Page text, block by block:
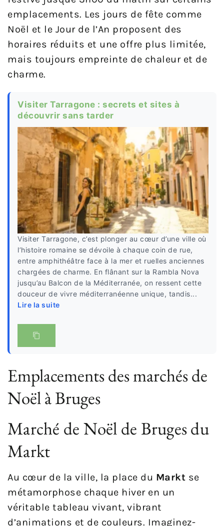
emplacements. Les jours de fête comme
Noël et le Jour de l’An proposent des
horaires réduits et une offre plus limitée,
mais toujours empreinte de chaleur et de
charme.
Visiter Tarragone : secrets et sites à
découvrir sans tarder
Visiter Tarragone, c’est plonger au cœur d’une ville où
l’histoire romaine se dévoile à chaque coin de rue,
entre amphithéâtre face à la mer et ruelles anciennes
chargées de charme. En flânant sur la Rambla Nova
jusqu’au Balcon de la Méditerranée, on ressent cette
douceur de vivre méditerranéenne unique, tandis...
Lire la suite
Emplacements des marchés de
Noël à Bruges
Marché de Noël de Bruges du
Markt
Au cœur de la ville, la place du Markt se
métamorphose chaque hiver en un
véritable tableau vivant, vibrant
d’animations et de couleurs. Imaginez-